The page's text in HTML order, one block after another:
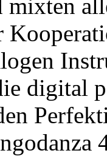
mixten
digital